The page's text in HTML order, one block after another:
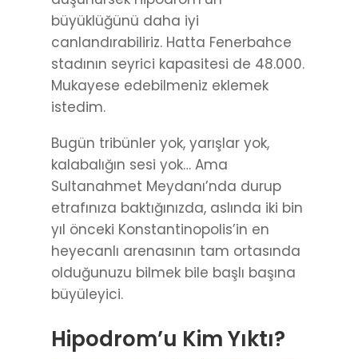
büyüklüğünü daha iyi
canlandırabiliriz. Hatta Fenerbahce
stadının seyrici kapasitesi de 48.000.
Mukayese edebilmeniz eklemek
istedim.
Bugün tribünler yok, yarışlar yok,
kalabalığın sesi yok… Ama
Sultanahmet Meydanı’nda durup
etrafınıza baktığınızda, aslında iki bin
yıl önceki Konstantinopolis’in en
heyecanlı arenasının tam ortasında
olduğunuzu bilmek bile başlı başına
büyüleyici.
Hipodrom’u Kim Yıktı?